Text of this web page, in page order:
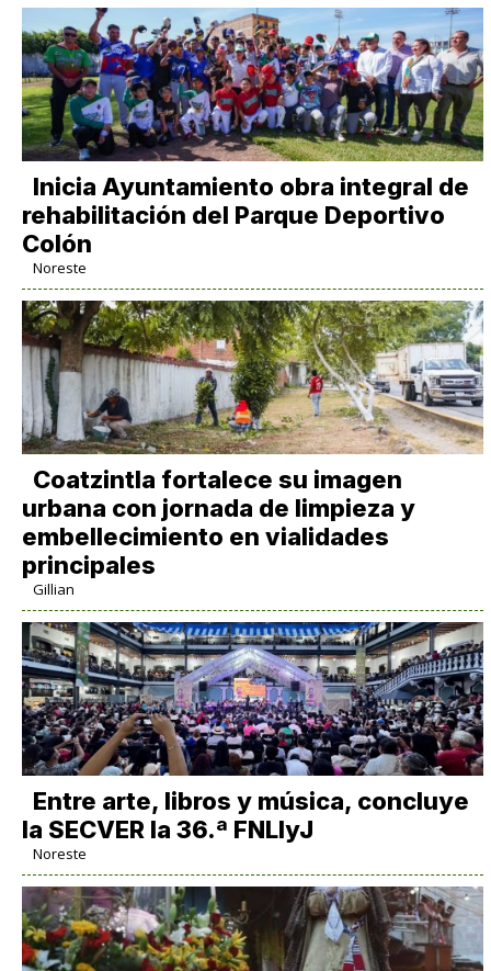
Inicia Ayuntamiento obra integral de
rehabilitación del Parque Deportivo
Colón
Noreste
Coatzintla fortalece su imagen
urbana con jornada de limpieza y
embellecimiento en vialidades
principales
Gillian
Entre arte, libros y música, concluye
la SECVER la 36.ª FNLIyJ
Noreste